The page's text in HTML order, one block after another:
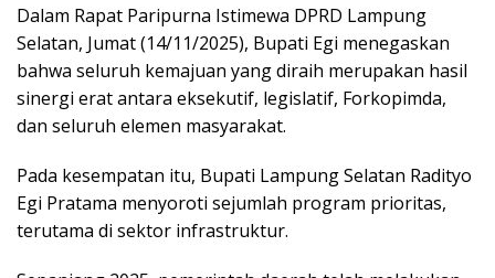
Dalam Rapat Paripurna Istimewa DPRD Lampung
Selatan, Jumat (14/11/2025), Bupati Egi menegaskan
bahwa seluruh kemajuan yang diraih merupakan hasil
sinergi erat antara eksekutif, legislatif, Forkopimda,
dan seluruh elemen masyarakat.
Pada kesempatan itu, Bupati Lampung Selatan Radityo
Egi Pratama menyoroti sejumlah program prioritas,
terutama di sektor infrastruktur.